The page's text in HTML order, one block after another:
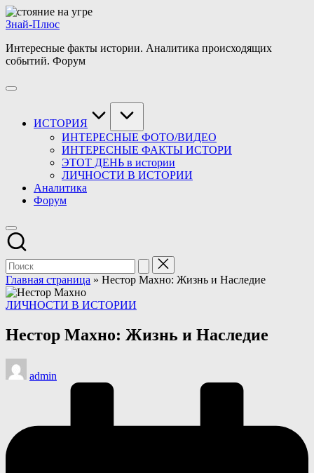
Перейти
к
Знай-Плюс
Интересные факты истории. Аналитика происходящих
событий. Форум
ИСТОРИЯ
ИНТЕРЕСНЫЕ ФОТО/ВИДЕО
ИНТЕРЕСНЫЕ ФАКТЫ ИСТОРИ
ЭТОТ ДЕНЬ в истории
ЛИЧНОСТИ В ИСТОРИИ
Аналитика
Форум
Главная страница » Нестор Махно: Жизнь и Наследие
Опубликовано
ЛИЧНОСТИ В ИСТОРИИ
Нестор Махно: Жизнь и Наследие
Запись
от
admin